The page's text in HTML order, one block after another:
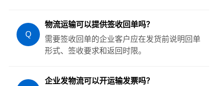
Q
物流运输可以提供签收回单吗？
需要签收回单的企业客户应在发货前说明回单
形式、签收要求和返回时限。
企业发物流可以开运输发票吗？